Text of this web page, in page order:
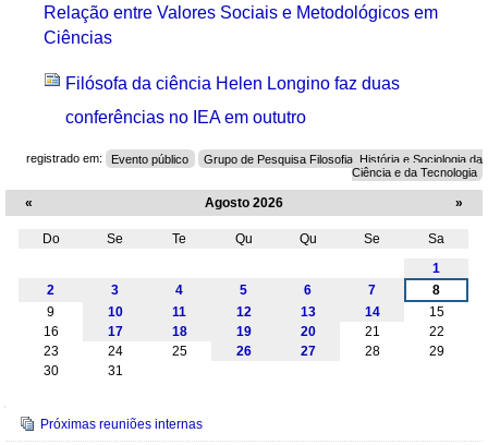
Relação entre Valores Sociais e Metodológicos em
Ciências
Filósofa da ciência Helen Longino faz duas
conferências no IEA em oututro
registrado em: Evento público
Grupo de Pesquisa Filosofia, História e Sociologia da
Ciência e da Tecnologia
« Agosto 2026 »
Do Se Te Qu Qu Se
Sa
1
2
3 4 5 6 7
8
9
10 11 12 13 14
15
16
17 18 19 20 21
22
23
24 25 26 27 28
29
30
31
Navegação
Próximas reuniões internas